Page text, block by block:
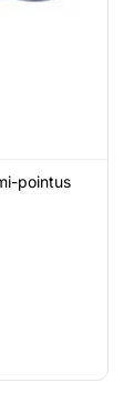
pointus